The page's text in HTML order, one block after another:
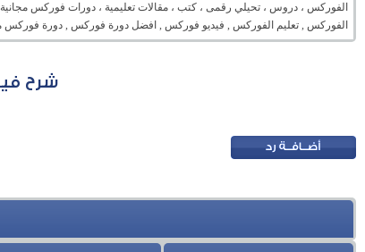
الفوركس ، دروس ، تحيلي رقمى ، كتب ، مقالات تعليمية ، دورات فوركس مجانية
الفوركس , تعليم الفوركس , فيديو فوركس , افضل دورة فوركس , دورة فوركس
شرح